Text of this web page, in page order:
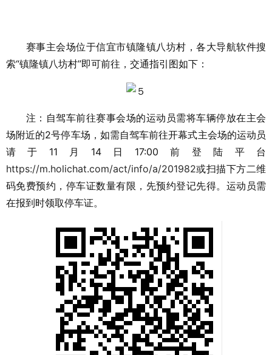
赛事主会场位于信宜市镇隆镇八坊村，各大导航软件搜
索“镇隆镇八坊村”即可前往，交通指引图如下：
注：自驾车前往赛事会场的运动员需将车辆停放在主会
场附近的2号停车场，如需自驾车前往开幕式主会场的运动员
请于11月14日17:00前登陆平台
https://m.holichat.com/act/info/a/201982或扫描下方二维
码免费预约，停车证数量有限，先预约登记先得。运动员需
在报到时领取停车证。